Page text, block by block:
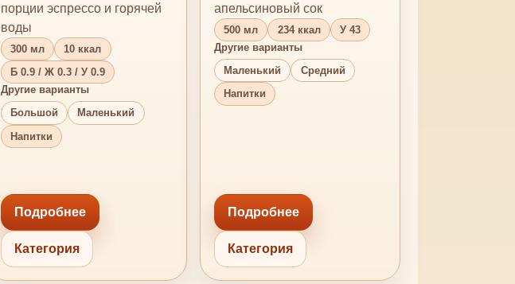
порции эспрессо и горячей
воды
300 мл
10 ккал
Б 0.9 / Ж 0.3 / У 0.9
Другие варианты
Большой
Маленький
Напитки
Подробнее
Категория
апельсиновый сок
500 мл 234 ккал
У 43
Другие варианты
Маленький
Средний
Напитки
Подробнее
Категория